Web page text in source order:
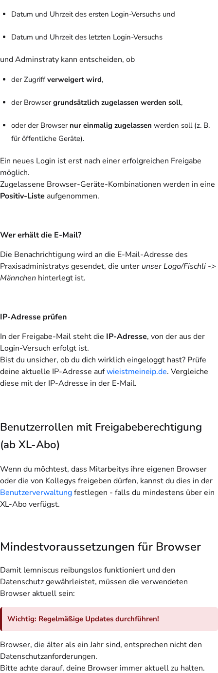
Datum und Uhrzeit des ersten Login-Versuchs und
Datum und Uhrzeit des letzten Login-Versuchs
und Adminstraty kann entscheiden, ob
der Zugriff verweigert wird,
der Browsergrundsätzlich zugelassen werden soll,
oder der Browser nur einmalig zugelassen werden soll (z. B.
für öffentliche Geräte).
Ein neues Login ist erst nach einer erfolgreichen Freigabe
möglich.
Zugelassene Browser-Geräte-Kombinationen werden in eine
Positiv-Liste aufgenommen.
Wer erhält die E-Mail?
Die Benachrichtigung wird an die E-Mail-Adresse des
Praxisadministratys gesendet, die unter unser Logo/Fischli ->
Männchen hinterlegt ist.
IP-Adresse prüfen
In der Freigabe-Mail steht die IP-Adresse, von der aus der
Login-Versuch erfolgt ist.
Bist du unsicher, ob du dich wirklich eingeloggt hast? Prüfe
deine aktuelle IP-Adresse aufwieistmeineip.de. Vergleiche
diese mit der IP-Adresse in der E-Mail.
Benutzerrollen mit Freigabeberechtigung
(ab XL-Abo)
Wenn du möchtest, dass Mitarbeitys ihre eigenen Browser
oder die von Kollegys freigeben dürfen, kannst du dies in der
Benutzerverwaltungfestlegen - falls du mindestens über ein
XL-Abo verfügst.
Mindestvoraussetzungen für Browser
Damit lemniscus reibungslos funktioniert und den
Datenschutz gewährleistet, müssen die verwendeten
Browser aktuell sein:
Wichtig: Regelmäßige Updates durchführen!
Browser, die älter als ein Jahr sind, entsprechen nicht den
Datenschutzanforderungen.
Bitte achte darauf, deine Browser immer aktuell zu halten.